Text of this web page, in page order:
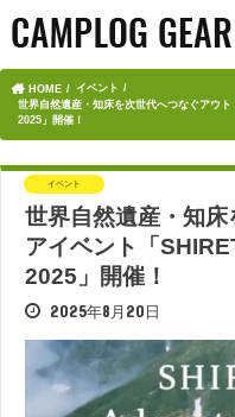
HOME
イベント
世界自然遺産・知床を次世代へつなぐアウ
2025」開催！
イベント
世界自然遺産・知
アイベント「
2025」開催！
2025年8月20日